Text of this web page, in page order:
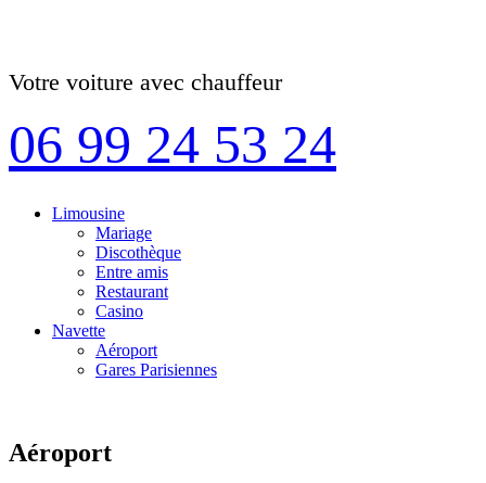
Votre voiture avec chauffeur
06 99 24 53 24
Limousine
Mariage
Discothèque
Entre amis
Restaurant
Casino
Navette
Aéroport
Gares Parisiennes
Aéroport